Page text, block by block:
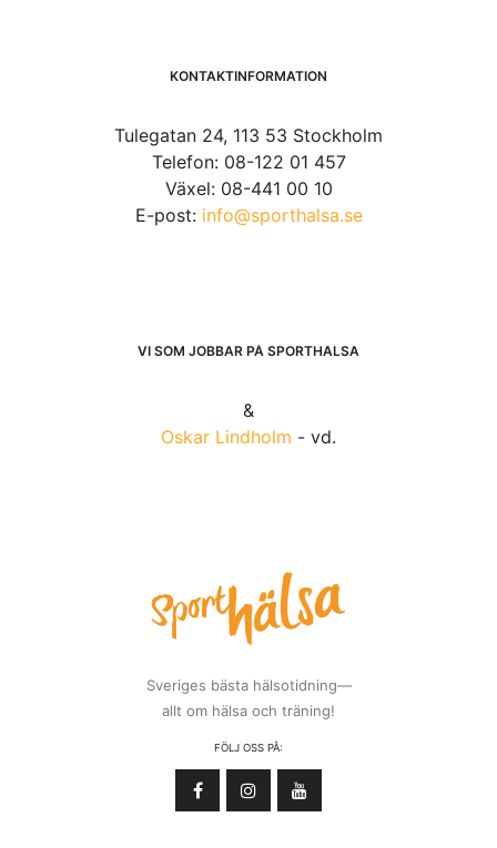
KONTAKTINFORMATION
Tulegatan 24, 113 53 Stockholm
Telefon: 08-122 01 457
Växel: 08-441 00 10
E-post: info@sporthalsa.se
VI SOM JOBBAR PÅ SPORTHÄLSA
&
Oskar Lindholm - vd.
Sveriges bästa hälsotidning—
allt om hälsa och träning!
FÖLJ OSS PÅ: